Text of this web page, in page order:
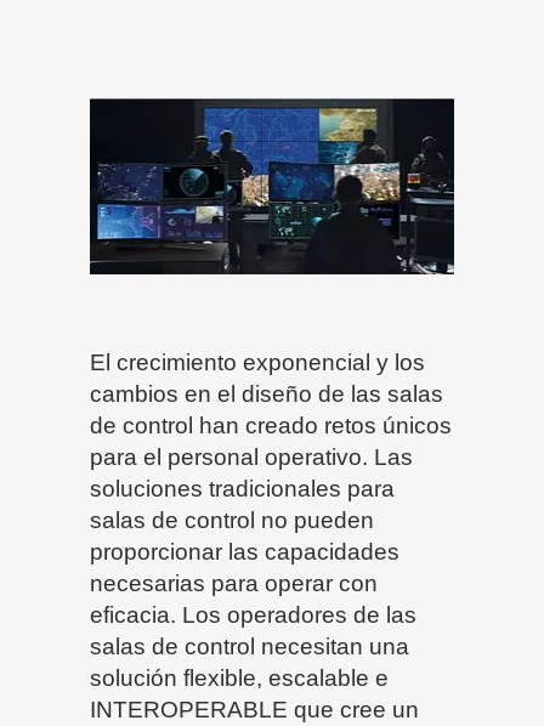
El crecimiento exponencial y los
cambios en el diseño de las salas
de control han creado retos únicos
para el personal operativo. Las
soluciones tradicionales para
salas de control no pueden
proporcionar las capacidades
necesarias para operar con
eficacia. Los operadores de las
salas de control necesitan una
solución flexible, escalable e
INTEROPERABLE que cree un